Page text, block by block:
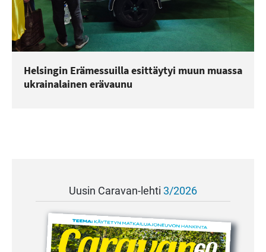
Helsingin Erämessuilla esittäytyi muun muassa
ukrainalainen erävaunu
Uusin Caravan-lehti 3/2026